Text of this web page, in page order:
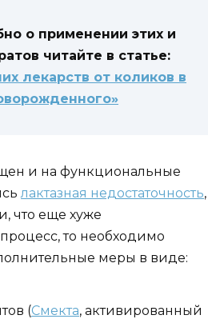
о применении этих и
читайте в статье:
лекарств от коликов в
и на функциональные
лактазная недостаточность,
что еще хуже
то необходимо
меры в виде:
(Смекта, активированный